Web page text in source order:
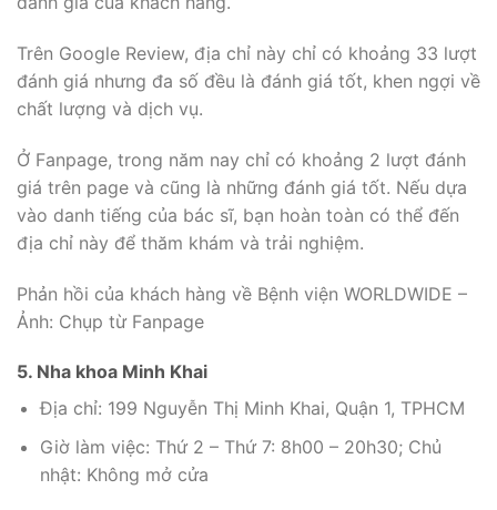
Trên Google Review, địa chỉ này chỉ có khoảng 33 lượt
đánh giá nhưng đa số đều là đánh giá tốt, khen ngợi về
chất lượng và dịch vụ.
Ở Fanpage, trong năm nay chỉ có khoảng 2 lượt đánh
giá trên page và cũng là những đánh giá tốt. Nếu dựa
vào danh tiếng của bác sĩ, bạn hoàn toàn có thể đến
địa chỉ này để thăm khám và trải nghiệm.
Phản hồi của khách hàng về Bệnh viện WORLDWIDE –
Ảnh: Chụp từ Fanpage
5. Nha khoa Minh Khai
Địa chỉ: 199 Nguyễn Thị Minh Khai, Quận 1, TPHCM
Giờ làm việc: Thứ 2 – Thứ 7: 8h00 – 20h30; Chủ
nhật: Không mở cửa